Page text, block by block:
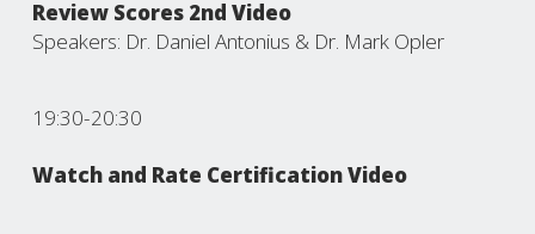
Review Scores 2nd Video
Speakers: Dr. Daniel Antonius & Dr. Mark Opler
19:30-20:30
Watch and Rate Certification Video